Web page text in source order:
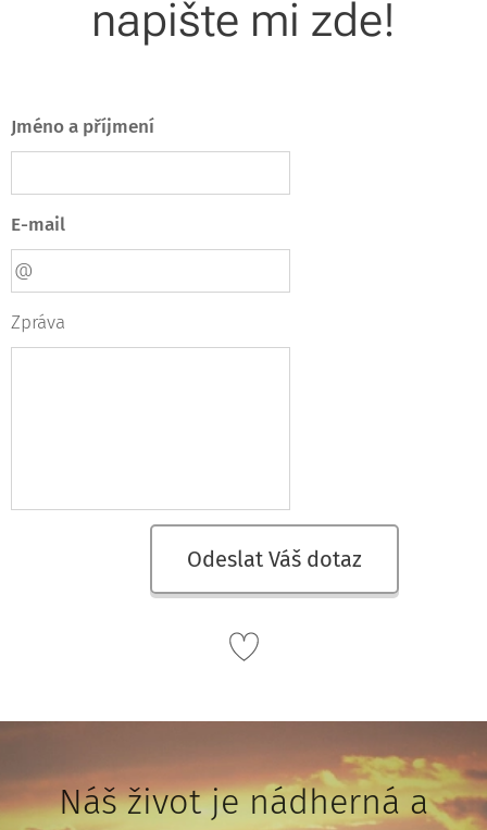
napište mi zde!
Jméno a příjmení
E-mail
Zpráva
Odeslat Váš dotaz
Náš život je nádherná a